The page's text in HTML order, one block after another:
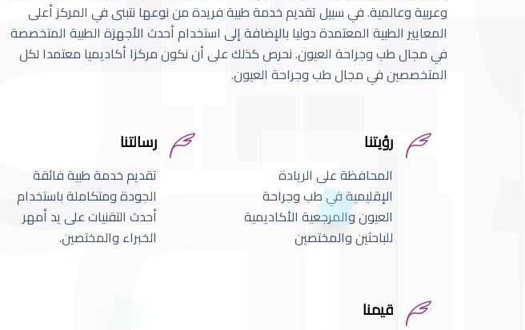
وعربية وعالمية. في سبيل تقديم خدمة طبية فريدة من نوعها نتبنى في المركز أعلى
المعايير الطبية المعتمدة دوليا بالإضافة إلى استخدام أحدث الأجهزة الطبية المتخصصة
في مجال طب وجراحة العيون. نحرص كذلك على أن نكون مركزا أكاديميا معتمدا لكل
المتخصصين في مجال طب وجراحة العيون.
رؤيتنا
المحافظة على الريادة
الإقليمية في طب وجراحة
العيون والمرجعية الأكاديمية
للباحثين والمختصين
رسالتنا
تقديم خدمة طبية فائقة
الجودة ومتكاملة باستخدام
أحدث التقنيات على يد أمهر
الخبراء والمختصين.
قيمنا